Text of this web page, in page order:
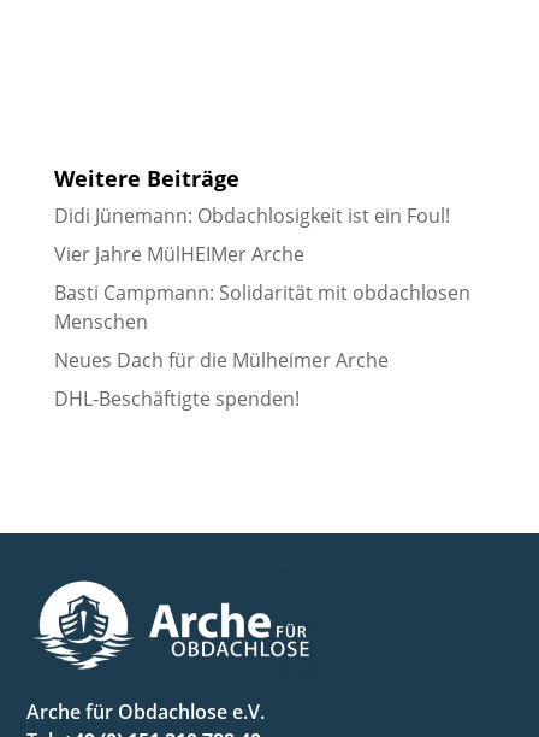
Weitere Beiträge
Didi Jünemann: Obdachlosigkeit ist ein Foul!
Vier Jahre MülHEIMer Arche
Basti Campmann: Solidarität mit obdachlosen
Menschen
Neues Dach für die Mülheimer Arche
DHL-Beschäftigte spenden!
Arche für Obdachlose e.V.